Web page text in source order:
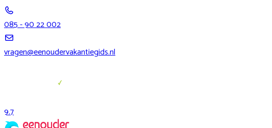
085 - 90 22 002
vragen@eenoudervakantiegids.nl
9.7